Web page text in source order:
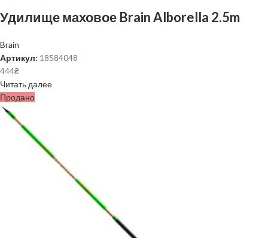
Удилище маховое Brain Alborella 2.5m
Brain
Артикул: 18584048
444₴
Читать далее
Продано